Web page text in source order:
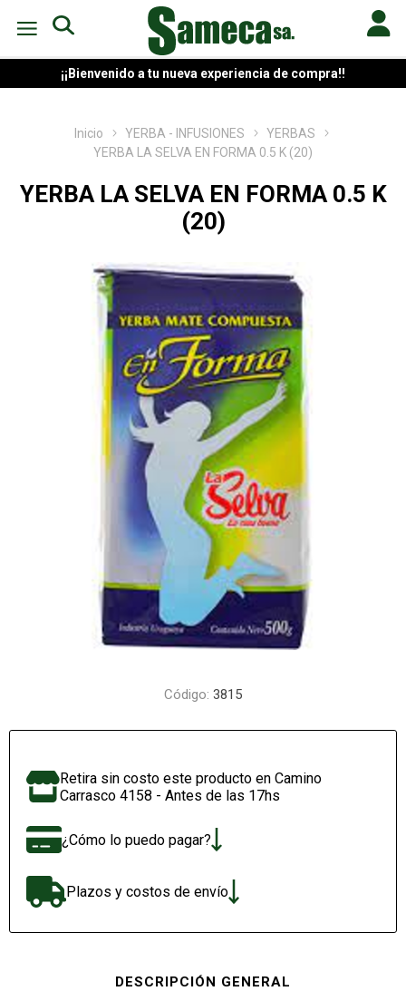
¡¡Bienvenido a tu nueva experiencia de compra!!
Inicio YERBA - INFUSIONES
YERBAS
YERBA LA SELVA EN FORMA 0.5 K (20)
YERBA LA SELVA EN FORMA 0.5 K
(20)
Código: 3815
Retira sin costo este producto en Camino
Carrasco 4158 - Antes de las 17hs
¿Cómo lo puedo pagar?
Plazos y costos de envío
DESCRIPCIÓN GENERAL